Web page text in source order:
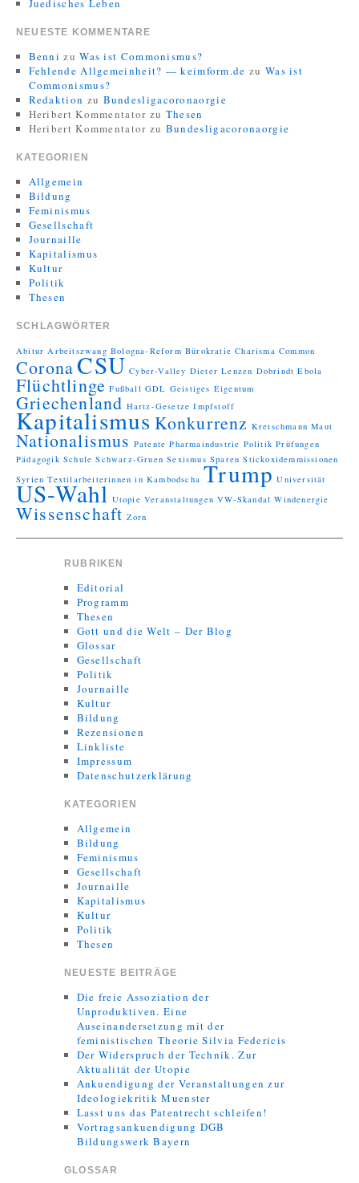
Juedisches Leben
NEUESTE KOMMENTARE
Benni zuWas ist Commonismus?
Fehlende Allgemeinheit? — keimform.de zu Was ist
Commonismus?
Redaktion zu Bundesligacoronaorgie
Heribert Kommentator zu Thesen
Heribert Kommentator zu Bundesligacoronaorgie
KATEGORIEN
Allgemein
Bildung
Feminismus
Gesellschaft
Journaille
Kapitalismus
Kultur
Politik
Thesen
SCHLAGWÖRTER
Abitur Arbeitszwang Bologna-Reform Bürokratie Charisma Common
CoronaCSU Cyber-Valley Dieter Lenzen Dobrindt Ebola
Flüchtlinge Fußball GDL Geistiges Eigentum
Griechenland Hartz-Gesetze Impfstoff
Kapitalismus Konkurrenz Kretschmann Maut
Nationalismus Patente Pharmaindustrie Politik Prüfungen
Pädagogik Schule Schwarz-Gruen Sexismus Sparen Stickoxidemmissionen
Syrien Textilarbeiterinnen in Kambodscha Trump Universität
US-Wahl Utopie Veranstaltungen VW-Skandal Windenergie
Wissenschaft Zorn
RUBRIKEN
Editorial
Programm
Thesen
Gott und die Welt – Der Blog
Glossar
Gesellschaft
Politik
Journaille
Kultur
Bildung
Rezensionen
Linkliste
Impressum
Datenschutzerklärung
KATEGORIEN
Allgemein
Bildung
Feminismus
Gesellschaft
Journaille
Kapitalismus
Kultur
Politik
Thesen
NEUESTE BEITRÄGE
Die freie Assoziation der
Unproduktiven. Eine
Auseinandersetzung mit der
feministischen Theorie Silvia Federicis
Der Widerspruch der Technik. Zur
Aktualität der Utopie
Ankuendigung der Veranstaltungen zur
Ideologiekritik Muenster
Lasst uns das Patentrecht schleifen!
Vortragsankuendigung DGB
Bildungswerk Bayern
GLOSSAR